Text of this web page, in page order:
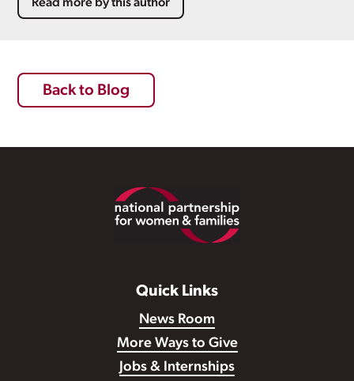
Read more by this author
Back to Blog
Quick Links
News Room
More Ways to Give
Jobs & Internships